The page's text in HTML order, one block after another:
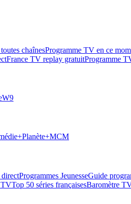
chaînesProgramme TV en ce
France TV replay gratuitProgramme
W9
Planète+MCM
directProgrammes JeunesseGuide
TVTop 50 séries françaisesBaromètre